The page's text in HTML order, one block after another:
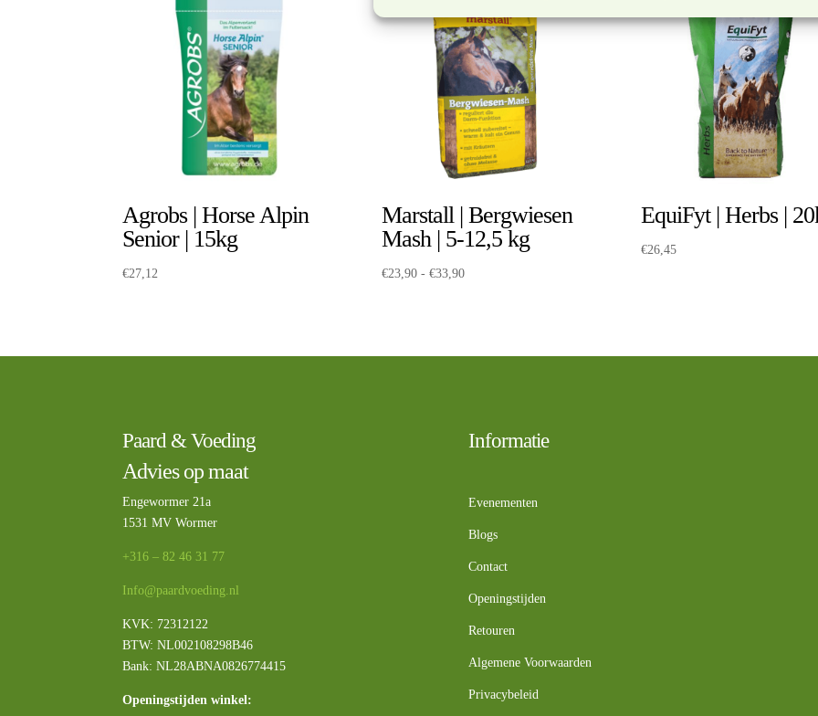
Agrobs | Horse Alpin
Senior | 15kg
€27,12
Marstall | Bergwiesen
Mash | 5-12,5 kg
€23,90 - €33,90Prijsklasse:
EquiFyt | Herbs |
€26,45
Paard & Voeding
Advies op maat
Engewormer 21a
1531 MV Wormer
+316 – 82 46 31 77
Info@paardvoeding.nl
KVK: 72312122
BTW:NL002108298B46
Bank: NL28ABNA0826774415
Openingstijden winkel:
Informatie
Evenementen
Blogs
Contact
Openingstijden
Retouren
Algemene Voorwaarden
Privacybeleid